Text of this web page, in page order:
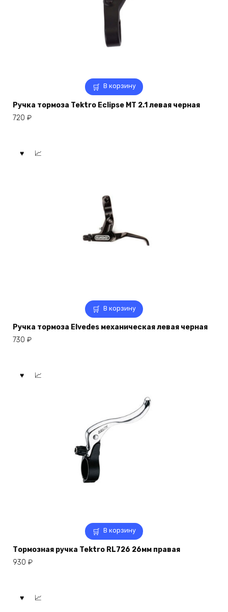
В корзину
Ручка тормоза Tektro Eclipse MT 2.1 левая черная
720 ₽
В корзину
Ручка тормоза Elvedes механическая левая черная
730 ₽
В корзину
Тормозная ручка Tektro RL726 26мм правая
930 ₽